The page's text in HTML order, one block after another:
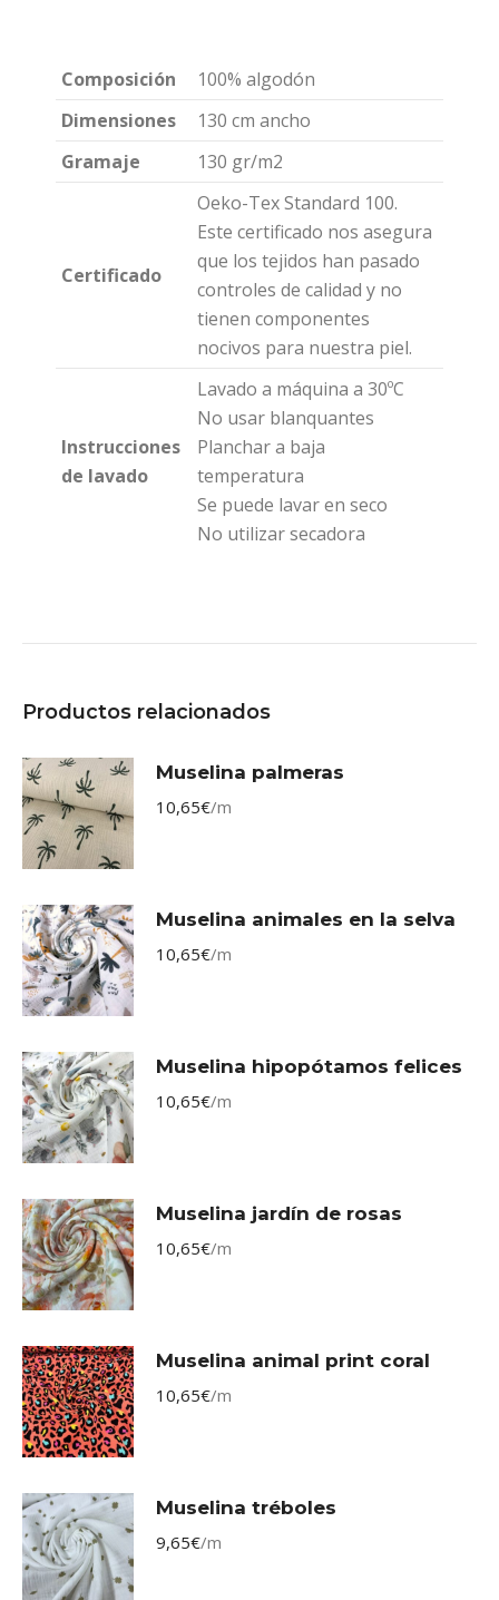
Composición
100% algodón
Dimensiones
130 cm ancho
Gramaje
130 gr/m2
Certificado
Oeko-Tex Standard 100.
Este certificado nos asegura
que los tejidos han pasado
controles de calidad y no
tienen componentes
nocivos para nuestra piel.
Instrucciones
de lavado
Lavado a máquina a 30ºC
No usar blanquantes
Planchar a baja
temperatura
Se puede lavar en seco
No utilizar secadora
Productos relacionados
Muselina palmeras
10,65€/m
Muselina animales en la selva
10,65€/m
Muselina hipopótamos felices
10,65€/m
Muselina jardín de rosas
10,65€/m
Muselina animal print coral
10,65€/m
Muselina tréboles
9,65€/m